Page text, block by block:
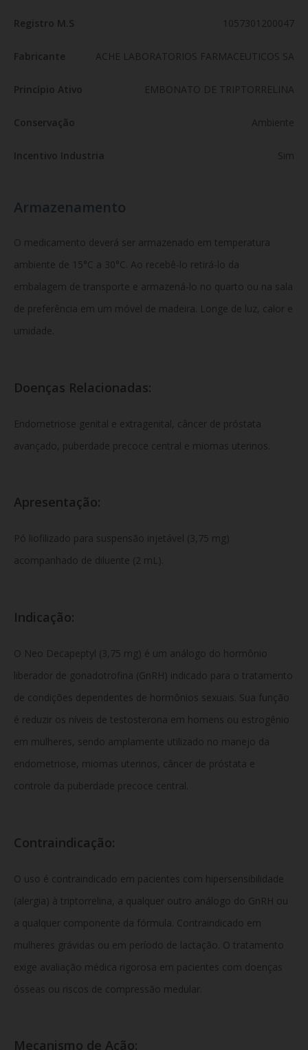
Registro M.S 1057301200047
Fabricante ACHE LABORATORIOS FARMACEUTICOS SA
Princípio Ativo EMBONATO DE TRIPTORRELINA
Conservação Ambiente
Incentivo Industria Sim
Armazenamento
O medicamento deverá ser armazenado em temperatura
ambiente de 15°C a 30°C. Ao recebê-lo retirá-lo da
embalagem de transporte e armazená-lo no quarto ou na sala
de preferência em um móvel de madeira. Longe de luz, calor e
umidade.
Doenças Relacionadas:
Endometriose genital e extragenital, câncer de próstata
avançado, puberdade precoce central e miomas uterinos.
Apresentação:
Pó liofilizado para suspensão injetável (3,75 mg)
acompanhado de diluente (2 mL).
Indicação:
O Neo Decapeptyl (3,75 mg) é um análogo do hormônio
liberador de gonadotrofina (GnRH) indicado para o tratamento
de condições dependentes de hormônios sexuais. Sua função
é reduzir os níveis de testosterona em homens ou estrogênio
em mulheres, sendo amplamente utilizado no manejo da
endometriose, miomas uterinos, câncer de próstata e
controle da puberdade precoce central.
Contraindicação:
O uso é contraindicado em pacientes com hipersensibilidade
(alergia) à triptorrelina, a qualquer outro análogo do GnRH ou
a qualquer componente da fórmula. Contraindicado em
mulheres grávidas ou em período de lactação. O tratamento
exige avaliação médica rigorosa em pacientes com doenças
ósseas ou riscos de compressão medular.
Mecanismo de Ação: